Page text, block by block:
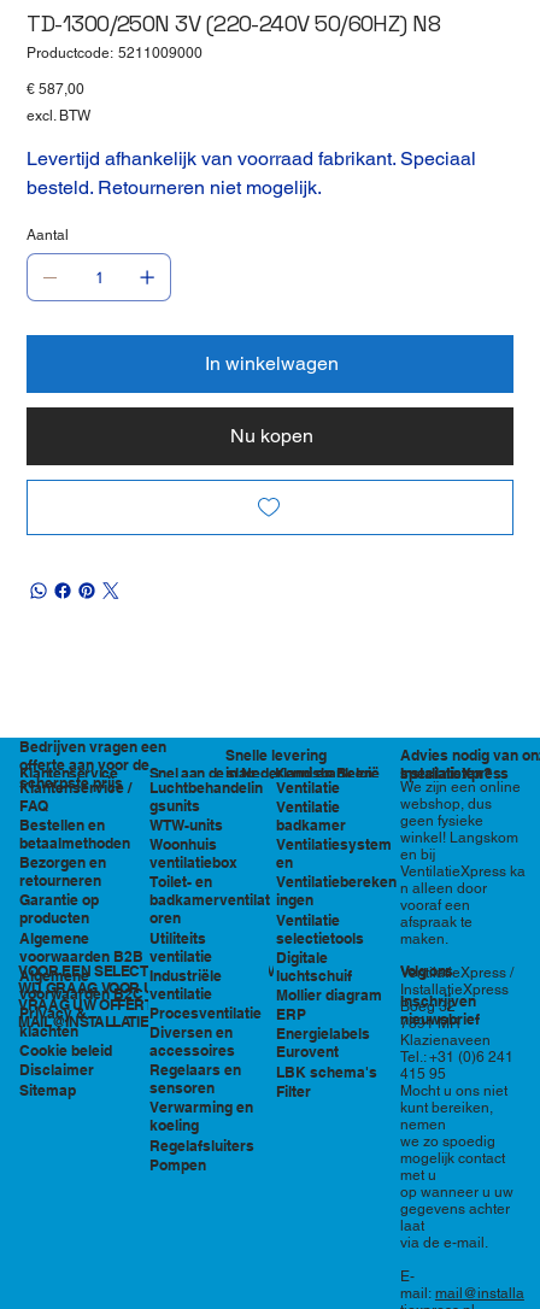
TD-1300/250N 3V (220-240V 50/60HZ) N8
Productcode: Productcode
5211009000
Prijs
€ 587,00
excl. BTW
Levertijd afhankelijk van voorraad fabrikant. Speciaal
besteld. Retourneren niet mogelijk.
Aantal
In winkelwagen
Nu kopen
Klantenservice
Klantenservice /
FAQ
Bestellen en
betaalmethoden
Bezorgen en
retourneren
Garantie op
producten
Algemene
voorwaarden B2B
Algemene
voorwaarden B2C
Privacy &
klachten
Cookie beleid
Disclaimer
Sitemap
VOOR EEN SELECTIE EN PRIJSOPGAVE STAAN
WIJ GRAAG VOOR U KLAAR!
VRAAG UW OFFERTE AAN VIA
MAIL@INSTALLATIEXPRESS.NL
Bedrijven vragen een
offerte aan voor de
scherpste prijs
Snelle levering
in Nederland en België
Advies nodig van
specialisten?
Snel aan de slag
Luchtbehandelin
gsunits
WTW-units
Woonhuis
ventilatiebox
Toilet- en
badkamerventilat
oren
Utiliteits
ventilatie
Industriële
ventilatie
Procesventilatie
Diversen en
accessoires
Regelaars en
sensoren
Verwarming en
koeling
Regelafsluiters
Pompen
Kennisbank en
tools
Ventilatie
Ventilatie
badkamer
Ventilatiesystem
en
Ventilatiebereken
ingen
Ventilatie
selectietools
Digitale
luchtschuif
Mollier diagram
ERP
Energielabels
Eurovent
LBK schema's
Filter
We zijn een online
webshop, dus
geen fysieke
winkel! Langskom
en bij
VentilatieXpress ka
n alleen door
vooraf een
afspraak te
maken.
VentilatieXpress /
InstallatieXpress
Boeg 32
7891 MR
Klazienaveen
Tel.: +31 (0)6 241
415 95
Mocht u ons niet
kunt bereiken,
nemen
we zo spoedig
mogelijk contact
met u
op wanneer u uw
gegevens achter
laat
via de e-mail.
E-
mail: mail@installa
InstallatieXpress
Volg ons
Inschrijven
nieuwsbrief